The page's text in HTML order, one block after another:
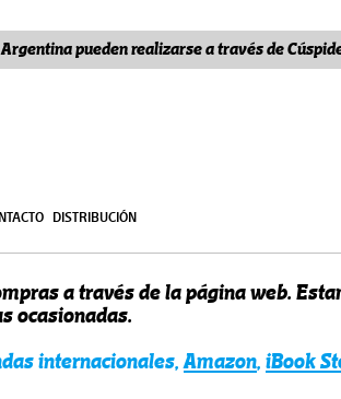
pueden realizarse a través de
DISTRIBUCIÓN
a través de la página web.
ocasionadas.
internacionales, Amazon, iBook